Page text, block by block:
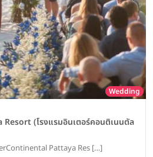
Wedding
(โรงแรมอินเตอร์คอนติเนนตัล
Pattaya Res […]